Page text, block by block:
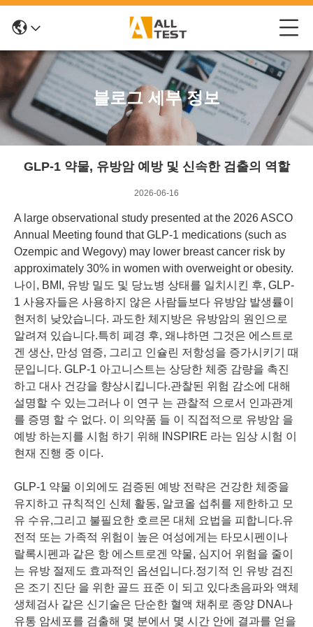
블로그 세부 정보
GLP-1 약물, 유방암 예방 및 신속한 검출의 역할
2026-06-16
A large observational study presented at the 2026 ASCO
Annual Meeting found that GLP-1 medications (such as
Ozempic and Wegovy) may lower breast cancer risk by
approximately 30% in women with overweight or obesity.
나이, BMI, 유방 밀도 및 당뇨병 상태를 일치시킨 후, GLP-
1 사용자들은 사용하지 않은 사람들보다 유방암 발생률이
현저히 낮았습니다. 과도한 체지방은 유방암의 원인으로
알려져 있습니다.특히 폐경 후, 왜냐하면 그것은 에스트로
겐 생산, 만성 염증, 그리고 인슐린 저항성을 증가시키기 때
문입니다. GLP-1 아고니스트는 상당한 체중 감량을 촉진
하고 대사 건강을 향상시킵니다.관찰된 위험 감소에 대해
설명할 수 있는그러나 이 연구 는 관찰적 으로서 인과관계
를 증명 할 수 없다. 이 의약품 들 이 직접적으로 유방암 을
예방 하는지를 시험 하기 위해 INSPIRE 라는 임상 시험 이
현재 진행 중 이다.
GLP-1 약물 이외에도 검증된 예방 전략은 건강한 체중을
유지하고 규칙적인 신체 활동, 알코올 섭취를 제한하고 모
유 수유,그리고 불필요한 호르몬 대체 요법을 피합니다.유
전적 또는 가족적 위험이 높은 여성에게는 타모시펜이나
랄록시펜과 같은 항 에스트로겐 약물, 심지어 위험을 줄이
는 유방 절제도 효과적인 옵션입니다.정기적 인 유방 검진
은 조기 진단 을 위한 골드 표준 이 되고 있다초음파와 액체
생체검사 같은 신기술은 단순한 혈액 채취로 종양 DNA나
유통 암세포를 검출해 몇 분에서 몇 시간 안에 결과를 얻을